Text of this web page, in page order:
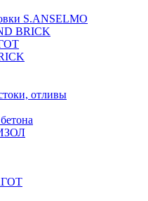
S.ANSELMO
BRICK
отливы